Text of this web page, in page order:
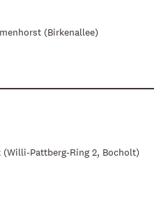
(Birkenallee)
(Willi-Pattberg-Ring 2, Bocholt)